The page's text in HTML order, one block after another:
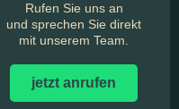
Rufen Sie uns an
und sprechen Sie direkt
mit unserem Team.
jetzt anrufen